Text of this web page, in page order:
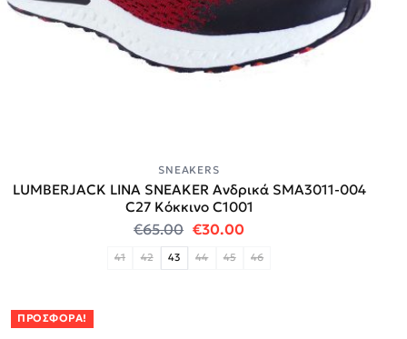
SNEAKERS
LUMBERJACK LINA SNEAKER Ανδρικά SMA3011-004
C27 Κόκκινο C1001
€65.00 Original price was: €65.00.
€30.00Η τρέχουσα τιμή
41 42 43 44 45 46
ΠΡΟΣΦΟΡΆ!